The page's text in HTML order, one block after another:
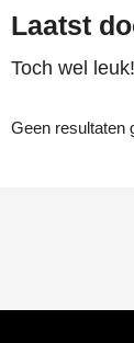
Laatst
Toch wel leuk!
Geen resultaten